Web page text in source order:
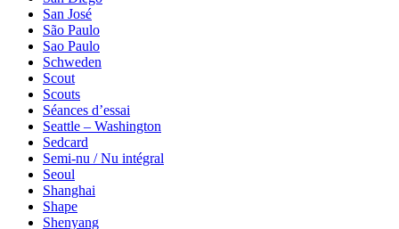
San José
São Paulo
Sao Paulo
Schweden
Scout
Scouts
Séances d’essai
Seattle – Washington
Sedcard
Semi-nu / Nu intégral
Seoul
Shanghai
Shape
Shenyang